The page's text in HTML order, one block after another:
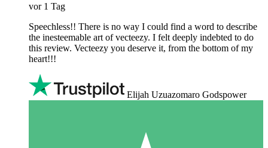
vor 1 Tag
Speechless!! There is no way I could find a word to describe
the inesteemable art of vecteezy. I felt deeply indebted to do
this review. Vecteezy you deserve it, from the bottom of my
heart!!!
Elijah Uzuazomaro Godspower